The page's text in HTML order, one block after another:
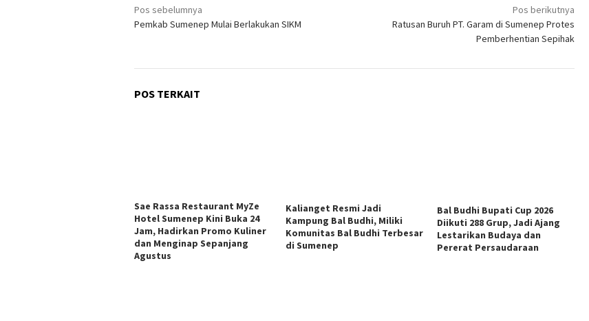
Navigasi
pos
Pos sebelumnya
Pemkab Sumenep Mulai Berlakukan SIKM
Pos berikutnya
Ratusan Buruh PT. Garam di Sumenep Protes
Pemberhentian Sepihak
POS TERKAIT
Sae Rassa Restaurant MyZe
Hotel Sumenep Kini Buka 24
Jam, Hadirkan Promo Kuliner
dan Menginap Sepanjang
Agustus
Kalianget Resmi Jadi
Kampung Bal Budhi, Miliki
Komunitas Bal Budhi Terbesar
di Sumenep
Bal Budhi Bupati Cup 2026
Diikuti 288 Grup, Jadi Ajang
Lestarikan Budaya dan
Pererat Persaudaraan